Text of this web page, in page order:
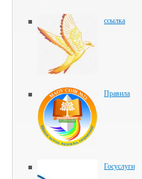
ссылка
Правила
Госуслуги